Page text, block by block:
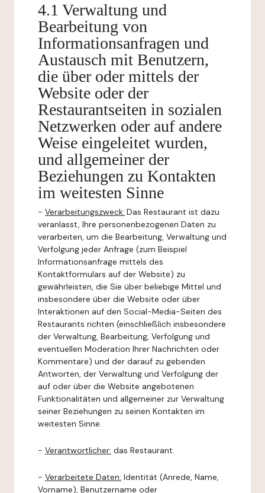
4.1 Verwaltung und
Bearbeitung von
Informationsanfragen und
Austausch mit Benutzern,
die über oder mittels der
Website oder der
Restaurantseiten in sozialen
Netzwerken oder auf andere
Weise eingeleitet wurden,
und allgemeiner der
Beziehungen zu Kontakten
im weitesten Sinne
- Verarbeitungszweck: Das Restaurant ist dazu
veranlasst, Ihre personenbezogenen Daten zu
verarbeiten, um die Bearbeitung, Verwaltung und
Verfolgung jeder Anfrage (zum Beispiel
Informationsanfrage mittels des
Kontaktformulars auf der Website) zu
gewährleisten, die Sie über beliebige Mittel und
insbesondere über die Website oder über
Interaktionen auf den Social-Media-Seiten des
Restaurants richten (einschließlich insbesondere
der Verwaltung, Bearbeitung, Verfolgung und
eventuellen Moderation Ihrer Nachrichten oder
Kommentare) und der darauf zu gebenden
Antworten, der Verwaltung und Verfolgung der
auf oder über die Website angebotenen
Funktionalitäten und allgemeiner zur Verwaltung
seiner Beziehungen zu seinen Kontakten im
weitesten Sinne.
- Verantwortlicher: das Restaurant.
- Verarbeitete Daten: Identität (Anrede, Name,
Vorname), Benutzername oder